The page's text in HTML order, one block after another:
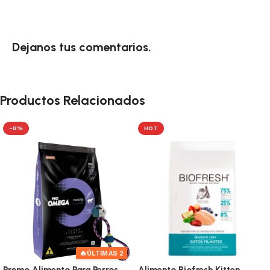
Dejanos tus comentarios.
Productos Relacionados
🔥ÚLTIMAS 2
-8% HOT